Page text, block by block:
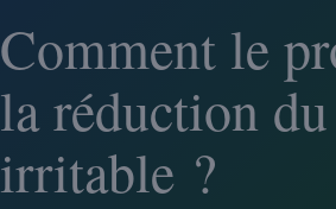
Comment le
la réduction
irritable ?